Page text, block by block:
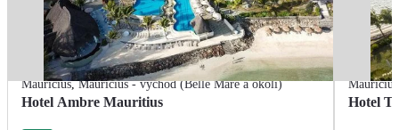
Mauricius,Mauricius - východ (Belle Mare a okolí)
Hotel Ambre Mauritius
Mauricius
Hotel